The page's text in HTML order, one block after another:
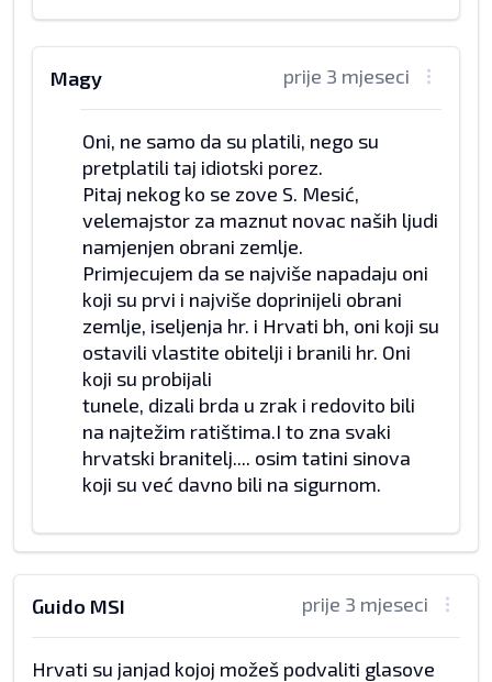
prije 3 mjeseci
Magy
Oni, ne samo da su platili, nego su
pretplatili taj idiotski porez.
Pitaj nekog ko se zove S. Mesić,
velemajstor za maznut novac naših ljudi
namjenjen obrani zemlje.
Primjecujem da se najviše napadaju oni
koji su prvi i najviše doprinijeli obrani
zemlje, iseljenja hr. i Hrvati bh, oni koji su
ostavili vlastite obitelji i branili hr. Oni
koji su probijali
tunele, dizali brda u zrak i redovito bili
na najtežim ratištima.I to zna svaki
hrvatski branitelj.... osim tatini sinova
koji su već davno bili na sigurnom.
prije 3 mjeseci
Guido MSI
Hrvati su janjad kojoj možeš podvaliti glasove